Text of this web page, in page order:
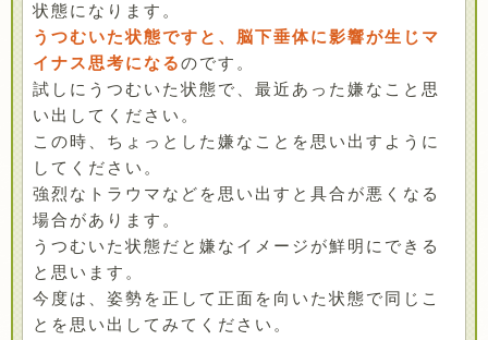
状態になります。
うつむいた状態ですと、脳下垂体に影響が生じマ
イナス思考になるのです。
試しにうつむいた状態で、最近あった嫌なこと思
い出してください。
この時、ちょっとした嫌なことを思い出すように
してください。
強烈なトラウマなどを思い出すと具合が悪くなる
場合があります。
うつむいた状態だと嫌なイメージが鮮明にできる
と思います。
今度は、姿勢を正して正面を向いた状態で同じこ
とを思い出してみてください。